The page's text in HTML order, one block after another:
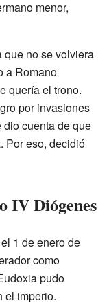
menor,
no se volviera
a Romano
quería el trono.
por invasiones
cuenta de que
Por eso, decidió
IV Diógenes
1 de enero de
como
pudo
el imperio.